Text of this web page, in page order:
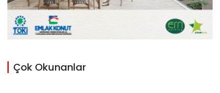
Çok Okunanlar